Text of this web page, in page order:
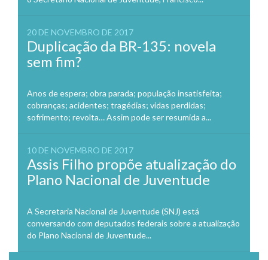
20 DE NOVEMBRO DE 2017
Duplicação da BR-135: novela
sem fim?
Anos de espera; obra parada; população insatisfeita;
cobranças; acidentes; tragédias; vidas perdidas;
sofrimento; revolta… Assim pode ser resumida a...
10 DE NOVEMBRO DE 2017
Assis Filho propõe atualização do
Plano Nacional de Juventude
A Secretaria Nacional de Juventude (SNJ) está
conversando com deputados federais sobre a atualização
do Plano Nacional de Juventude...